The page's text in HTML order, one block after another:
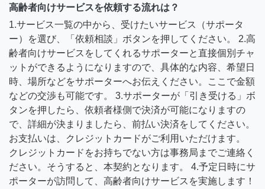
高齢者向けサービスを依頼する流れは？
1.サービス一覧の中から、受けたいサービス（サポータ
ー）を選び、「依頼相談」ボタンを押してください。 2.高
齢者向けサービスをしてくれるサポーターと直接個別チャ
ットができるようになりますので、具体的な内容、希望日
時、場所などをサポーターへお伝えください。ここで金額
などの交渉も可能です。 3.サポーターが「引き受ける」ボ
タンを押したら、依頼者様側で決済が可能になりますの
で、詳細が決まりましたら、前払い決済をしてください。
お支払いは、クレジットカードがご利用いただけます。
クレジットカードをお持ちでない方は事務局までご連絡く
ださい。そうすると、本契約となります。 4.予定日時にサ
ポーターが訪問して、高齢者向けサービスを実施します！